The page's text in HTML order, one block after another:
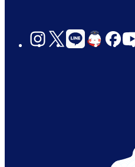
social-